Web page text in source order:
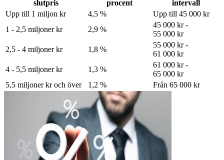
slutpris
procent
intervall
Upp till 1 miljon kr
4,5 %
Upp till 45 000 kr
1 - 2,5 miljoner kr
2,9 %
45 000 kr -
55 000 kr
2,5 - 4 miljoner kr
1,8 %
55 000 kr -
61 000 kr
4 - 5,5 miljoner kr
1,3 %
61 000 kr -
65 000 kr
5,5 miljoner kr och över
1,2 % Från 65 000 kr